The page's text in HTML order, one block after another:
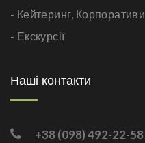
- Кейтеринг, Корпоративи
- Екскурсії
Наші контакти
+38 (098) 492-22-58